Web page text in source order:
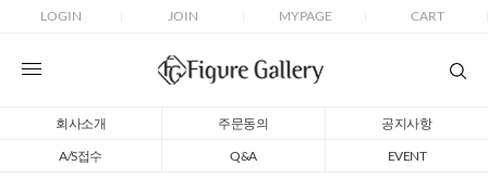
LOGIN JOIN MYPAGE CART
회사소개 주문동의
공지사항
A/S접수
Q&A EVENT